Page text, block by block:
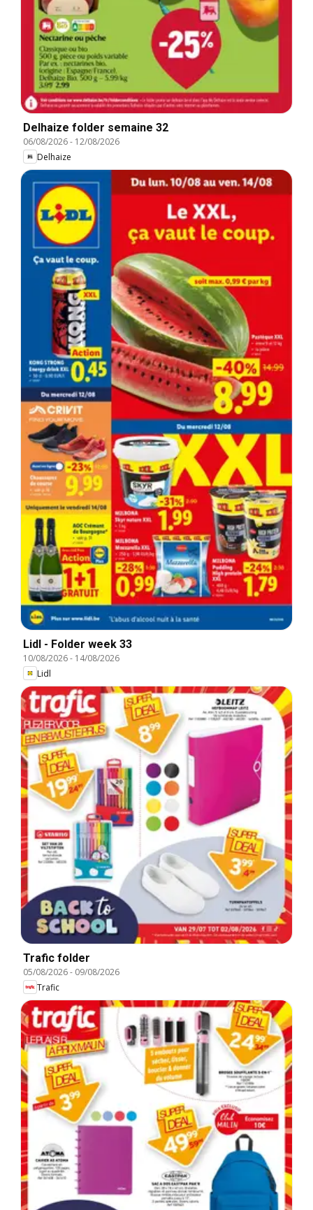
Delhaize folder semaine 32
06/08/2026- 12/08/2026
Delhaize
Lidl - Folder week 33
10/08/2026- 14/08/2026
Lidl
Trafic folder
05/08/2026- 09/08/2026
Trafic